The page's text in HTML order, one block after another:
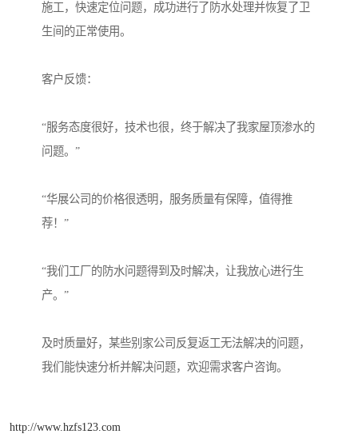
施工，快速定位问题，成功进行了防水处理并恢复了卫
生间的正常使用。
客户反馈：
“服务态度很好，技术也很，终于解决了我家屋顶渗水的
问题。”
“华展公司的价格很透明，服务质量有保障，值得推
荐！”
“我们工厂的防水问题得到及时解决，让我放心进行生
产。”
及时质量好，某些别家公司反复返工无法解决的问题，
我们能快速分析并解决问题，欢迎需求客户咨询。
http://www.hzfs123.com